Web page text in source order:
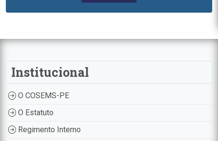
Institucional
O COSEMS-PE
O Estatuto
Regimento Interno